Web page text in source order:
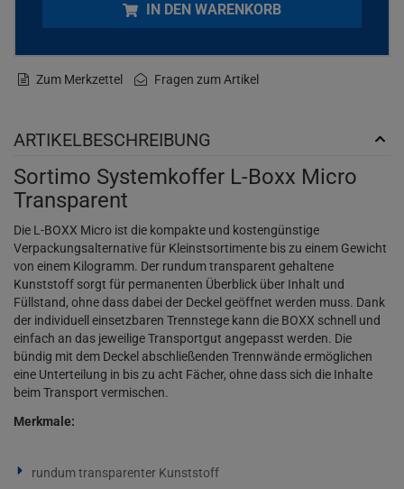
IN DEN WARENKORB
Zum Merkzettel Fragen zum Artikel
ARTIKELBESCHREIBUNG
Sortimo Systemkoffer L-Boxx Micro
Transparent
Die L-BOXX Micro ist die kompakte und kostengünstige
Verpackungsalternative für Kleinstsortimente bis zu einem Gewicht
von einem Kilogramm. Der rundum transparent gehaltene
Kunststoff sorgt für permanenten Überblick über Inhalt und
Füllstand, ohne dass dabei der Deckel geöffnet werden muss. Dank
der individuell einsetzbaren Trennstege kann die BOXX schnell und
einfach an das jeweilige Transportgut angepasst werden. Die
bündig mit dem Deckel abschließenden Trennwände ermöglichen
eine Unterteilung in bis zu acht Fächer, ohne dass sich die Inhalte
beim Transport vermischen.
Merkmale:
rundum transparenter Kunststoff